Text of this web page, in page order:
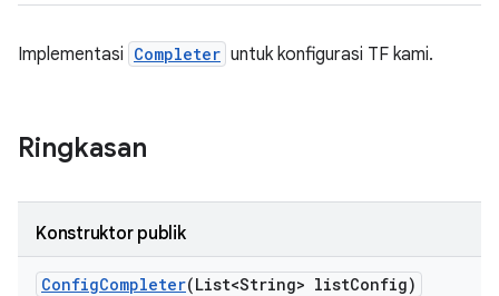
Implementasi Completer untuk konfigurasi TF kami.
Ringkasan
Konstruktor publik
ConfigCompleter(List<String> listConfig)